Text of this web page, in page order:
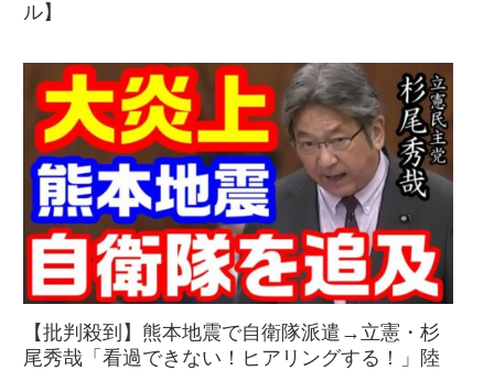
ル】
【批判殺到】熊本地震で自衛隊派遣→立憲・杉
尾秀哉「看過できない！ヒアリングする！」陸